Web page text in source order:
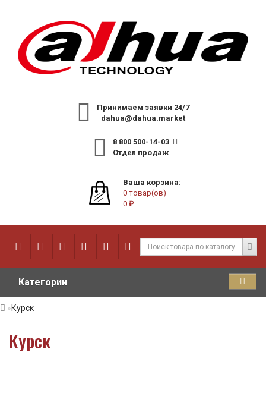
Принимаем заявки 24/7
dahua@dahua.market
8 800 500-14-03
Отдел продаж
Ваша корзина:
0 товар(ов)
0 ₽
Категории
Курск
Курск